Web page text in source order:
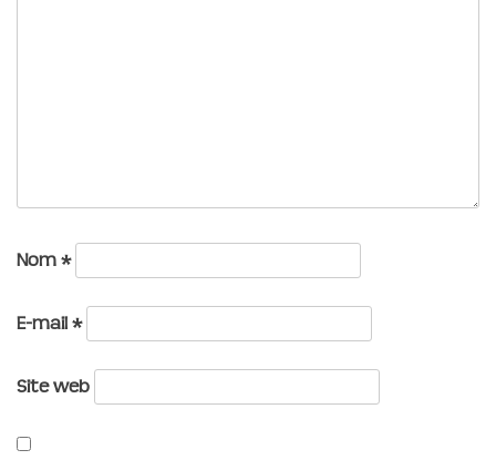
Nom *
E-mail *
Site web